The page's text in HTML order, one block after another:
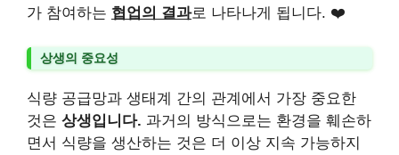
가 참여하는 협업의 결과로 나타나게 됩니다. ❤️
상생의 중요성
식량 공급망과 생태계 간의 관계에서 가장 중요한
것은 상생입니다. 과거의 방식으로는 환경을 훼손하
면서 식량을 생산하는 것은 더 이상 지속 가능하지